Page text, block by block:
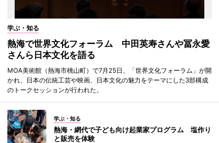
学ぶ・知る
熱海で世界文化フォーラム 中田英寿さんや冨永愛
さんら日本文化を語る
MOA美術館（熱海市桃山町）で7月25日、「世界文化フォーラム」が開
かれ、日本の伝統工芸や映画、日本文化の魅力をテーマにした3部構成
のトークセッションが行われた。
学ぶ・知る
熱海・網代で子ども向け起業家プログラム 塩作り
と販売を体験